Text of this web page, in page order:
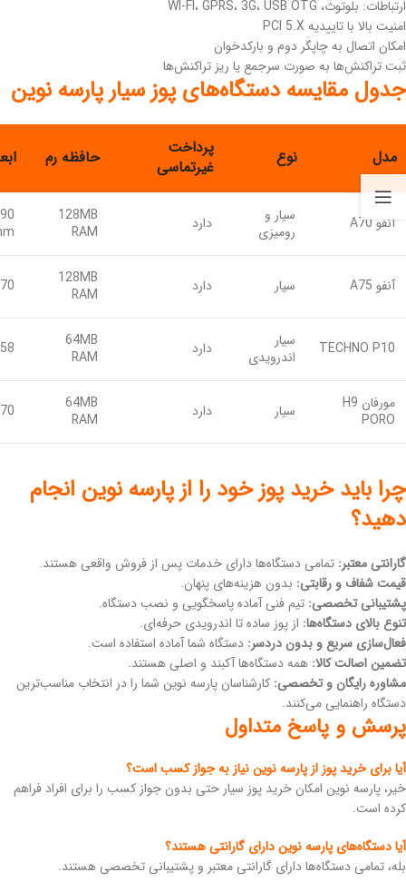
ارتباطات: بلوتوث، WI-FI، GPRS، 3G، USB OTG
امنیت بالا با تاییدیه PCI 5.X
امکان اتصال به چاپگر دوم و بارکدخوان
ثبت تراکنش‌ها به صورت سرجمع یا ریز تراکنش‌ها
جدول مقایسه دستگاه‌های پوز سیار پارسه نوین
مدل نوع
پرداخت
غیرتماسی
حافظه رم
آنفو A70
سیار و
رومیزی
دارد
128MB
RAM
آنفو A75 سیار دارد
128MB
RAM
mm
TECHNO P10
سیار
اندرویدی
دارد
64MB
RAM
mm
مورفان H9
PORO
سیار دارد
64MB
RAM
mm
چرا باید خرید پوز خود را از پارسه نوین انجام
دهید؟
گارانتی معتبر: تمامی دستگاه‌ها دارای خدمات پس از فروش واقعی هستند.
قیمت شفاف و رقابتی: بدون هزینه‌های پنهان.
پشتیبانی تخصصی: تیم فنی آماده پاسخگویی و نصب دستگاه.
تنوع بالای دستگاه‌ها: از پوز ساده تا اندرویدی حرفه‌ای.
فعال‌سازی سریع و بدون دردسر: دستگاه شما آماده استفاده است.
تضمین اصالت کالا: همه دستگاه‌ها آکبند و اصلی هستند.
مشاوره رایگان و تخصصی: کارشناسان پارسه نوین شما را در انتخاب مناسب‌ترین
دستگاه راهنمایی می‌کنند.
پرسش و پاسخ متداول
آیا برای خرید پوز از پارسه نوین نیاز به جواز کسب است؟
خیر، پارسه نوین امکان خرید پوز سیار حتی بدون جواز کسب را برای افراد فراهم
کرده است.
آیا دستگاه‌های پارسه نوین دارای گارانتی هستند؟
بله، تمامی دستگاه‌ها دارای گارانتی معتبر و پشتیبانی تخصصی هستند.